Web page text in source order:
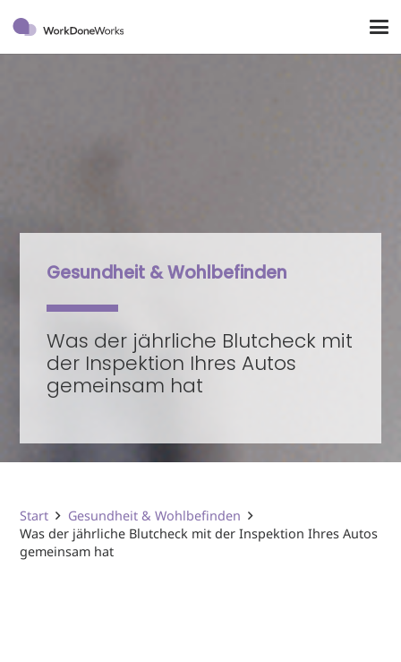
Gesundheit & Wohlbefinden
Was der jährliche Blutcheck mit
der Inspektion Ihres Autos
gemeinsam hat
Start
Gesundheit & Wohlbefinden
Was der jährliche Blutcheck mit der Inspektion Ihres Autos
gemeinsam hat